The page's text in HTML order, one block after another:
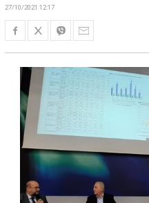
27/10/2021 12:17